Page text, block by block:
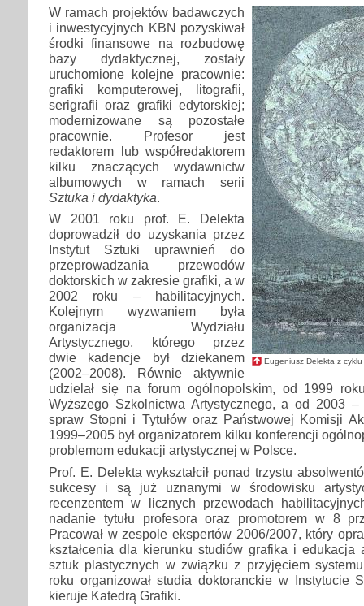
Eugeniusz Delekta z
W ramach projektów badawczych
i inwestycyjnych KBN pozyskiwał
środki finansowe na rozbudowę
bazy dydaktycznej, zostały
uruchomione kolejne pracownie:
grafiki komputerowej, litografii,
serigrafii oraz grafiki edytorskiej;
modernizowane są pozostałe
pracownie. Profesor jest
redaktorem lub współredaktorem
kilku znaczących wydawnictw
albumowych w ramach serii
Sztuka i dydaktyka.
W 2001 roku prof. E. Delekta
doprowadził do uzyskania przez
Instytut Sztuki uprawnień do
przeprowadzania przewodów
doktorskich w zakresie grafiki, a w
2002 roku – habilitacyjnych.
Kolejnym wyzwaniem była
organizacja Wydziału
Artystycznego, którego przez
dwie kadencje był dziekanem
(2002–2008). Równie aktywnie
udzielał się na forum ogólnopolskim, od 1999
Wyższego Szkolnictwa Artystycznego, a od 2003
spraw Stopni i Tytułów oraz Państwowej Komisji
1999–2005 był organizatorem kilku konferencji
problemom edukacji artystycznej w Polsce.
Prof. E. Delekta wykształcił ponad trzystu
sukcesy i są już uznanymi w środowisku
recenzentem w licznych przewodach
nadanie tytułu profesora oraz promotorem w 8
Pracował w zespole ekspertów 2006/2007, który
kształcenia dla kierunku studiów grafika i edukacja
sztuk plastycznych w związku z przyjęciem
roku organizował studia doktoranckie w Instytucie
kieruje Katedrą Grafiki.